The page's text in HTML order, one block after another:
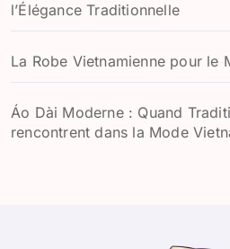
l’Élégance Traditionnelle
La Robe Vietnamienne pour le
Áo Dài Moderne : Quand
rencontrent dans la Mode